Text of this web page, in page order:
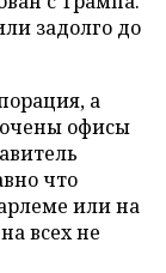
задолго до
а
офисы
что
или на
всех не